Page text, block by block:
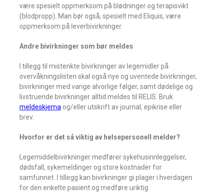
være spesielt oppmerksom på blødninger og terapisvikt
(blodpropp). Man bør også, spesielt med Eliquis, være
oppmerksom på leverbivirkninger.
Andre bivirkninger som bør meldes
I tillegg til mistenkte bivirkninger av legemidler på
overvåkningslisten skal også nye og uventede bivirkninger,
bivirkninger med varige alvorlige følger, samt dødelige og
livstruende bivirkninger alltid meldes til RELIS. Bruk
meldeskjema og/eller utskrift av journal, epikrise eller
brev.
Hvorfor er det så viktig av helsepersonell melder?
Legemiddelbivirkninger medfører sykehusinnleggelser,
dødsfall, sykemeldinger og store kostnader for
samfunnet. I tillegg kan bivirkninger gi plager i hverdagen
for den enkelte pasient og medføre uriktig